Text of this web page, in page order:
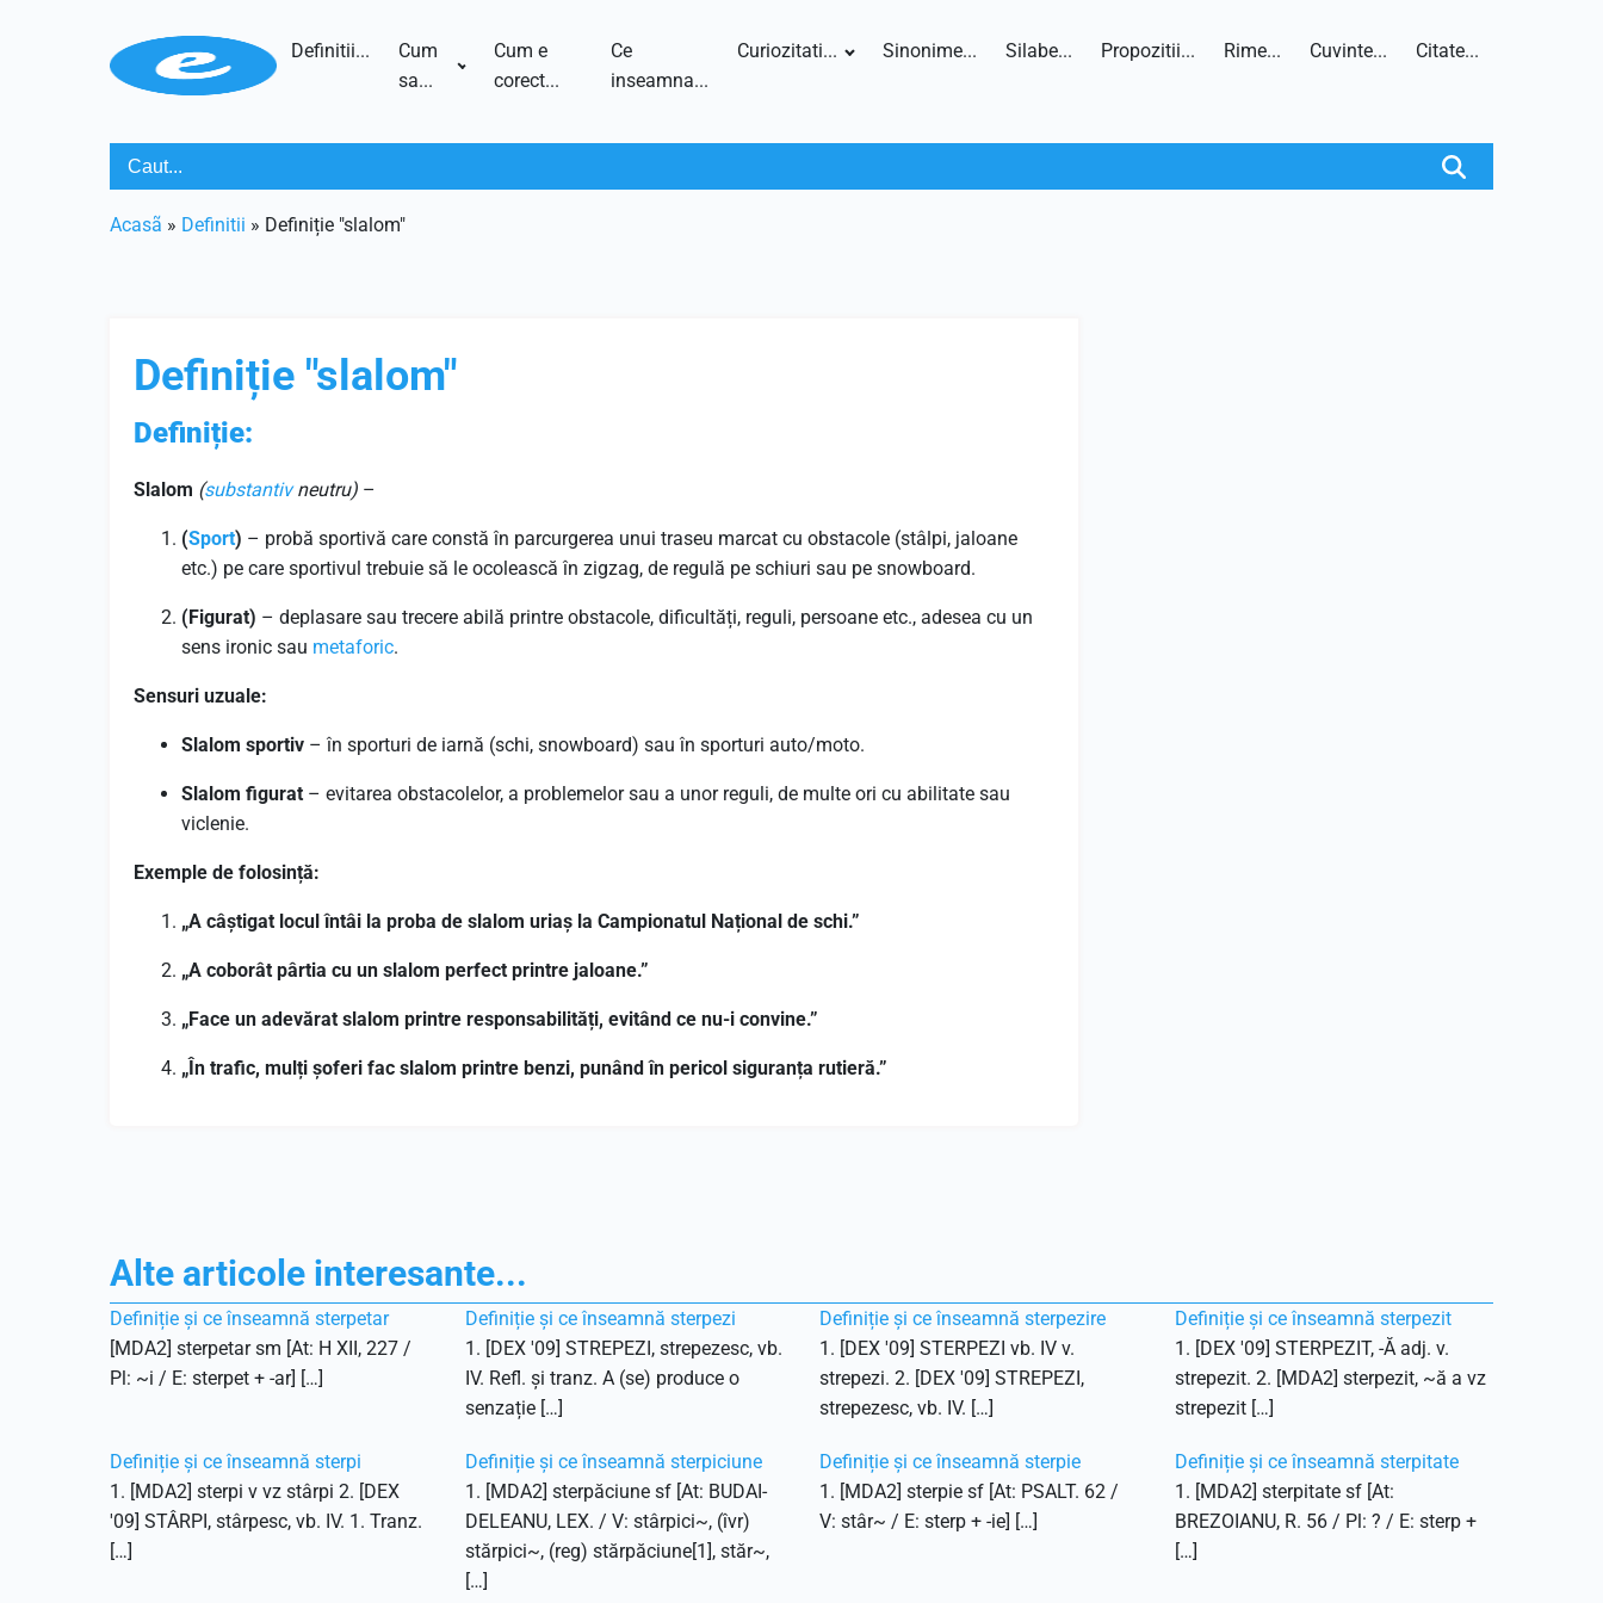
Definitii...
Cum
sa...
Cum e
corect...
Ce
inseamna...
Curiozitati... Sinonime... Silabe... Propozitii... Rime... Cuvinte... Citate...
Acasã » Definitii » Definiție "slalom"
Definiție "slalom"
Definiție:
Slalom (substantivneutru) –
(Sport) – probă sportivă care constă în parcurgerea unui traseu marcat cu obstacole (stâlpi, jaloane
etc.) pe care sportivul trebuie să le ocolească în zigzag, de regulă pe schiuri sau pe snowboard.
(Figurat) – deplasare sau trecere abilă printre obstacole, dificultăți, reguli, persoane etc., adesea cu un
sens ironic sau metaforic.
Sensuri uzuale:
Slalom sportiv – în sporturi de iarnă (schi, snowboard) sau în sporturi auto/moto.
Slalom figurat – evitarea obstacolelor, a problemelor sau a unor reguli, de multe ori cu abilitate sau
viclenie.
Exemple de folosință:
„A câștigat locul întâi la proba de slalom uriaș la Campionatul Național de schi.”
„A coborât pârtia cu un slalom perfect printre jaloane.”
„Face un adevărat slalom printre responsabilități, evitând ce nu-i convine.”
„În trafic, mulți șoferi fac slalom printre benzi, punând în pericol siguranța rutieră.”
Alte articole interesante...
Definiție și ce înseamnă sterpetar
[MDA2] sterpetar sm [At: H XII, 227 /
Pl: ~i / E: sterpet + -ar] […]
Definiție și ce înseamnă sterpezi
1. [DEX '09] STREPEZI, strepezesc, vb.
IV. Refl. și tranz. A (se) produce o
senzație […]
Definiție și ce înseamnă sterpezire
1. [DEX '09] STERPEZI vb. IV v.
strepezi. 2. [DEX '09] STREPEZI,
strepezesc, vb. IV. […]
Definiție și ce înseamnă sterpezit
1. [DEX '09] STERPEZIT, -Ă adj. v.
strepezit. 2. [MDA2] sterpezit, ~ă a vz
strepezit […]
Definiție și ce înseamnă sterpi
1. [MDA2] sterpi v vz stârpi 2. [DEX
'09] STÂRPI, stârpesc, vb. IV. 1. Tranz.
[…]
Definiție și ce înseamnă sterpiciune
1. [MDA2] sterpăciune sf [At: BUDAI-
DELEANU, LEX. / V: stârpici~, (îvr)
stărpici~, (reg) stărpăciune[1], stăr~,
[…]
Definiție și ce înseamnă sterpie
1. [MDA2] sterpie sf [At: PSALT. 62 /
V: stâr~ / E: sterp + -ie] […]
Definiție și ce înseamnă sterpitate
1. [MDA2] sterpitate sf [At:
BREZOIANU, R. 56 / Pl: ? / E: sterp +
[…]